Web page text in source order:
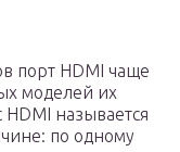
порт HDMI чаще
моделей их
называется
по одному